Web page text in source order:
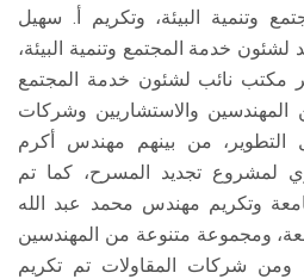
وتنمية البيئة، وتكريم أ. سهيل
خدمة المجتمع وتنمية البيئة،
مكتب نائب لشئون خدمة المجتمع
المهندسين والاستشاريين وشركات
التطوير، من بينهم مهندس أكرم
لمشروع تجديد المسرح، كما تم
وتكريم مهندس محمد عبد الله
ومجموعة متنوعة من المهندسين
ومن شركات المقاولات تم تكريم